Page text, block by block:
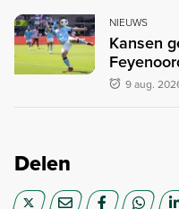
NIEUWS
Kansen
9 aug.
Delen